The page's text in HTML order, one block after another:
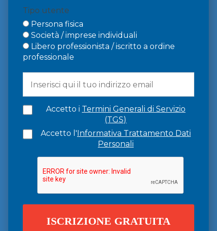
Tipo utente
Persona fisica
Società / imprese individuali
Libero professionista / iscritto a ordine
professionale
Accetto i Termini Generali di Servizio
(TGS)
Accetto l'Informativa Trattamento Dati
Personali